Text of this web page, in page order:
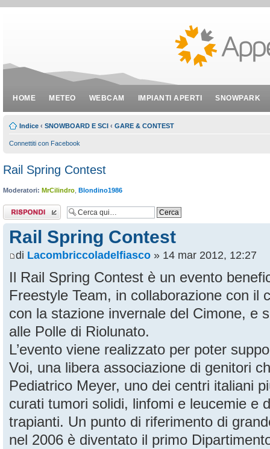
HOME METEO WEBCAM IMPIANTI APERTI SNOWPARK
Indice ‹ SNOWBOARD E SCI ‹ GARE & CONTEST
Connettiti con Facebook
Rail Spring Contest
Moderatori: MrCilindro Blondino1986
Rispondi al
messaggio
Rail Spring Contest
di Lacombriccoladelfiasco » 14 mar 2012, 12:27
Il Rail Spring Contest è un evento
Freestyle Team, in collaborazione con il
con la stazione invernale del Cimone, e
alle Polle di Riolunato.
L’evento viene realizzato per poter
Voi, una libera associazione di genitori
Pediatrico Meyer, uno dei centri italiani
curati tumori solidi, linfomi e leucemie e
trapianti. Un punto di riferimento di
nel 2006 è diventato il primo